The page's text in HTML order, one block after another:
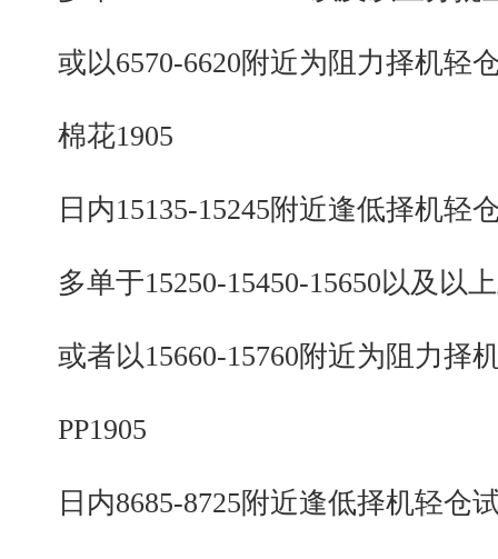
或以6570-6620附近为阻力择机轻
棉花1905
日内15135-15245附近逢低择机轻
多单于15250-15450-15650以及以
或者以15660-15760附近为阻力择
PP1905
日内8685-8725附近逢低择机轻仓